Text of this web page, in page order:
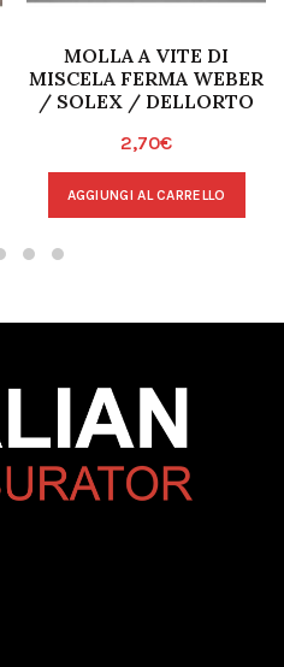
MOLLA A VITE DI
MISCELA FERMA WEBER
/ SOLEX / DELLORTO
2,70€
AGGIUNGI AL CARRELLO